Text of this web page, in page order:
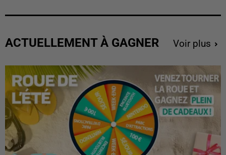
ACTUELLEMENT À GAGNER Voir plus